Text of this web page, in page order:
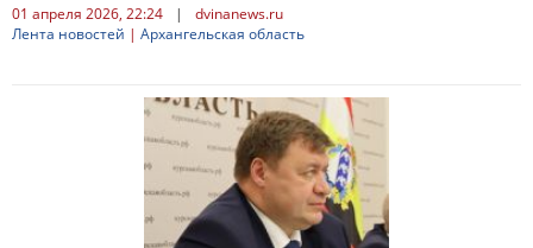
01 апреля 2026, 22:24 |
dvinanews.ru
Лента новостей | Архангельская область